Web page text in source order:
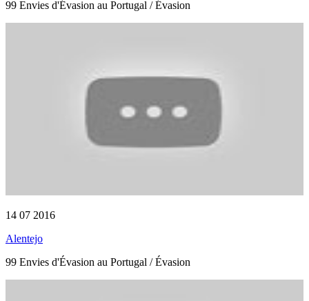
99 Envies d'Évasion au Portugal / Évasion
14 07 2016
Alentejo
99 Envies d'Évasion au Portugal / Évasion